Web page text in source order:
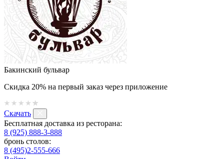
Бакинский бульвар
Скидка 20% на первый заказ через приложение
Скачать
Бесплатная доставка из ресторана:
8 (925) 888-3-888
бронь столов:
8 (495)2-555-666